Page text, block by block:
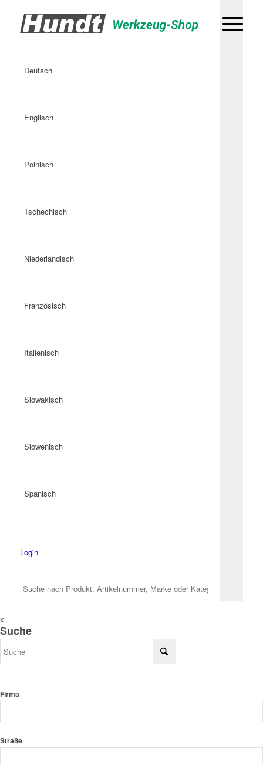
Deutsch
Englisch
Polnisch
Tschechisch
Niederländisch
Französisch
Italienisch
Slowakisch
Slowenisch
Spanisch
Login
x
Suche
Firma
Straße